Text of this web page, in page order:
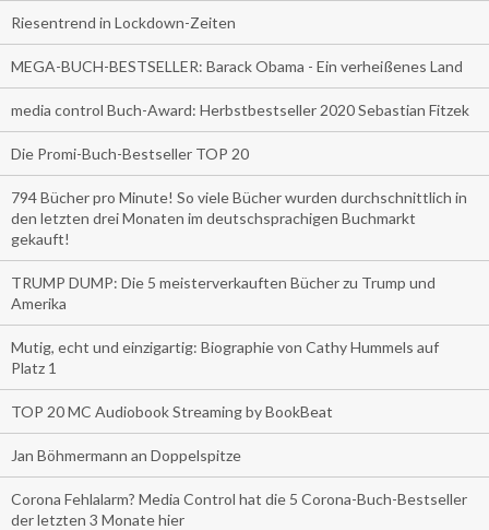
Riesentrend in Lockdown-Zeiten
MEGA-BUCH-BESTSELLER: Barack Obama - Ein verheißenes Land
media control Buch-Award: Herbstbestseller 2020 Sebastian Fitzek
Die Promi-Buch-Bestseller TOP 20
794 Bücher pro Minute! So viele Bücher wurden durchschnittlich in
den letzten drei Monaten im deutschsprachigen Buchmarkt
gekauft!
TRUMP DUMP: Die 5 meisterverkauften Bücher zu Trump und
Amerika
Mutig, echt und einzigartig: Biographie von Cathy Hummels auf
Platz 1
TOP 20 MC Audiobook Streaming by BookBeat
Jan Böhmermann an Doppelspitze
Corona Fehlalarm? Media Control hat die 5 Corona-Buch-Bestseller
der letzten 3 Monate hier